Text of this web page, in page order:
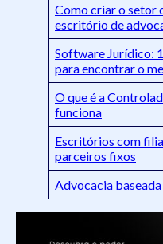
Como criar o setor
escritório de
Software Jurídico:
para encontrar o
O que é a
funciona
Escritórios com
parceiros fixos
Advocacia